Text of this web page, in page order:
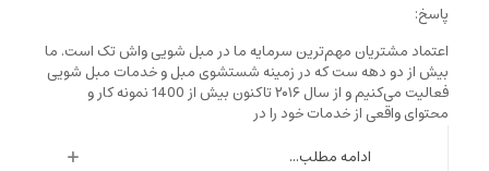
پاسخ:
اعتماد مشتریان مهم‌ترین سرمایه ما در مبل شویی واش تک است. ما
بیش از دو دهه ست که در زمینه شستشوی مبل و خدمات مبل شویی
فعالیت می‌کنیم و از سال ۲۰۱۶ تاکنون بیش از 1400 نمونه کار و
محتوای واقعی از خدمات خود را در
ادامه مطلب...